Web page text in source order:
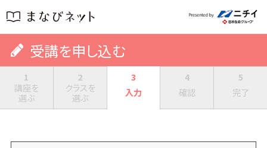
受講を申し込む
1
講座を
選ぶ
2
クラスを
選ぶ
3
入力
4
確認
5
完了